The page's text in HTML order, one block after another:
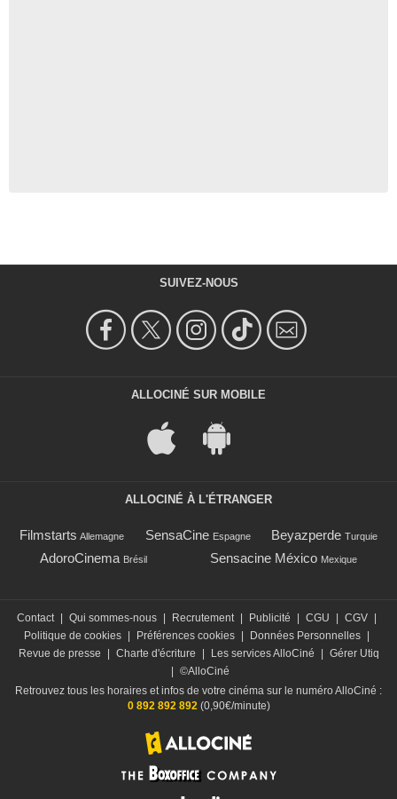
SUIVEZ-NOUS
ALLOCINÉ SUR MOBILE
ALLOCINÉ À L'ÉTRANGER
Filmstarts Allemagne SensaCine Espagne Beyazperde Turquie
AdoroCinema Brésil Sensacine México Mexique
Contact Qui sommes-nous Recrutement Publicité CGU CGV
Politique de cookies
Préférences cookies Données Personnelles
Revue de presse
Charte d'écriture Les services AlloCiné
Gérer Utiq
©AlloCiné
Retrouvez tous les horaires et infos de votre cinéma sur le numéro AlloCiné :
0 892 892 892(0,90€/minute)